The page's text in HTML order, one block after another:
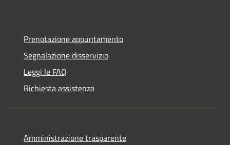
Prenotazione appuntamento
Segnalazione disservizio
Leggi le FAQ
Richiesta assistenza
Amministrazione trasparente